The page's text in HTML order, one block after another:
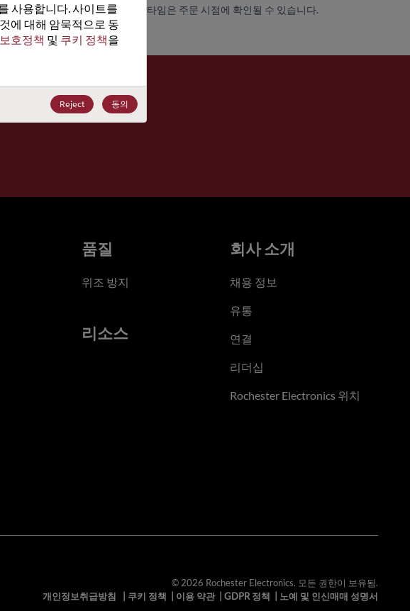
가격, 가용성 및 리드 타임은 주문 시점에 확인될 수 있습니다.
사용합니다. 사이트를
에 대해 암묵적으로 동
호정책 및 쿠키 정책을
Reject 동의
품질
위조 방지
리소스
회사 소개
채용 정보
유통
연결
리더십
Rochester Electronics 위치
© 2026 Rochester Electronics. 모든 권한이 보유됨.
개인정보취급방침
쿠키 정책 이용 약관| GDPR 정책 노예 및 인신매매 성명서